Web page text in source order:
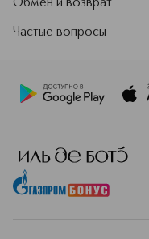
Обмен и возврат
Частые вопросы